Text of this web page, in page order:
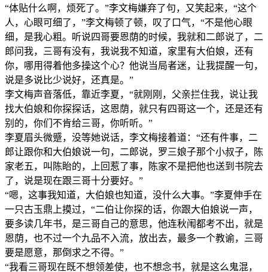
“体贴什么啊，烦死了。”李文梅嫌弃了句，又笑起来，“这个
人，心眼可细了，”李文梅顿了顿，叹了口气，“不是他心眼
细，是我心粗。听说四哥要恩荫的时候，我就和二郎说了，二
郎问我，三哥有没有，我说我不知道，家里有大伯娘，还有
你，哪用得着他多操这个心？他说当局者迷，让我提醒一句，
说是多说比少说好，还真是。”
李文梅声音落低，靠近李夏，“就刚刚，父亲拦住我，说让我
找大伯娘和你探探话，这恩荫，就只有四哥这一个，还是还有
别的，你们不肯给三哥，你听听。”
李夏眉头微蹙，没等她说话，李文梅接着道：“还有件事，二
郎让跟你和大伯娘说一句，二郎说，罗三娘子那个小叔子，陈
家老五，叫陈眙的，上回惹了事，陈家不是把他也送到书院去
了，说是现在跟三哥十分要好。”
“嗯，这事我知道，大伯娘也知道，没什么大事。”李夏伸手在
一只古玉鼎上摸过，“二伯让你探的话，你跟大伯娘说一声，
要多读几年书，是三哥自己的意思，他连秋闱都考不出，就是
恩荫，也不过一个九品不入流，放出去，最多一个教谕，三哥
要是愿意，那倒求之不得。”
“我看三哥现在既不想领差使，也不想念书，就是这么鬼混，